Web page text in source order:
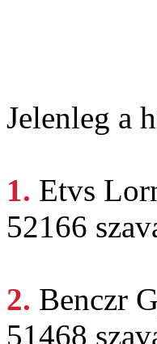
Jelenleg a
1. Etvs
52166
2. Benczr
51468